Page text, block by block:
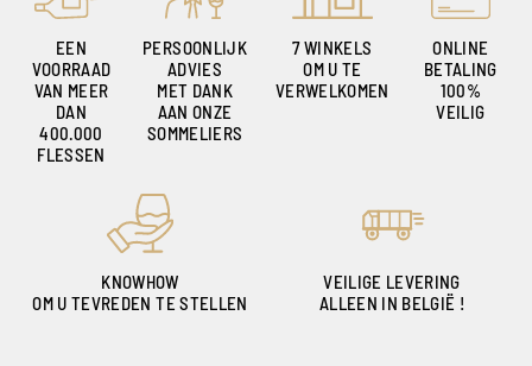
EEN
VOORRAAD
VAN MEER
DAN
400.000
FLESSEN
PERSOONLIJK
ADVIES
MET DANK
AAN ONZE
SOMMELIERS
7 WINKELS
OM U TE
VERWELKOMEN
ONLINE
BETALING
100%
VEILIG
KNOWHOW
OM U TEVREDEN TE STELLEN
VEILIGE LEVERING
ALLEEN IN BELGIË !